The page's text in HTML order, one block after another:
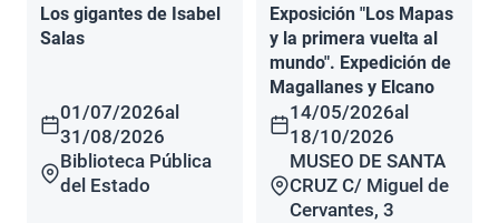
Los gigantes de Isabel
Salas
01/07/2026al
31/08/2026
Biblioteca Pública
del Estado
Exposición "Los Mapas
y la primera vuelta al
mundo". Expedición de
Magallanes y Elcano
14/05/2026al
18/10/2026
MUSEO DE SANTA
CRUZ C/ Miguel de
Cervantes, 3